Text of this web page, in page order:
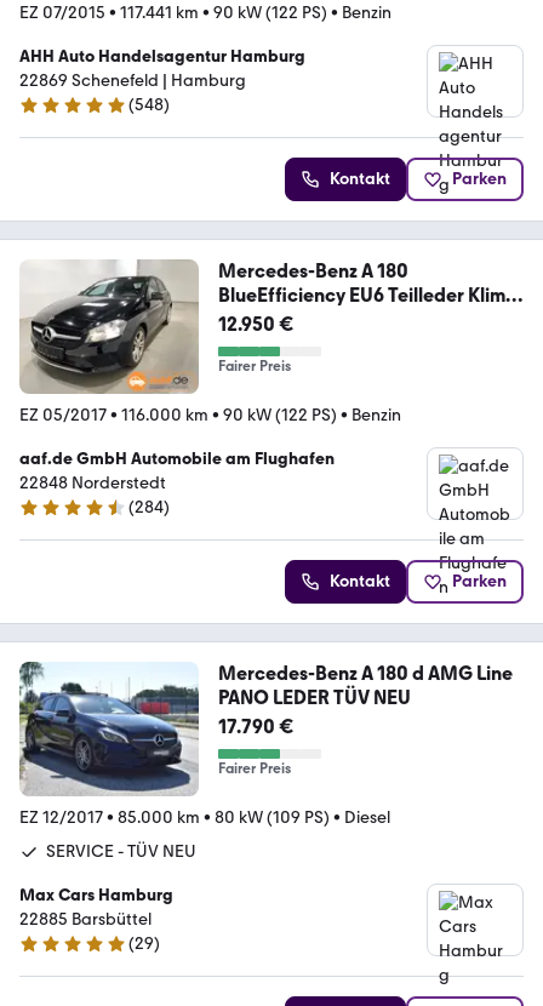
EZ 07/2015 • 117.441 km • 90 kW (122 PS) • Benzin
AHH Auto Handelsagentur Hamburg
22869 Schenefeld | Hamburg
4.8 Sterne
(548)
Kontakt Parken
Mercedes-Benz A 180
BlueEfficiency EU6 Teilleder Klima
Navi PD
12.950 €
Fairer Preis
EZ 05/2017• 116.000 km • 90 kW (122 PS) • Benzin
aaf.de GmbH Automobile am Flughafen
22848 Norderstedt
4.4 Sterne
(284)
Kontakt Parken
Mercedes-Benz A 180 d AMG Line
PANO LEDER TÜV NEU
17.790 €
Fairer Preis
EZ 12/2017• 85.000 km • 80 kW (109 PS) • Diesel
SERVICE - TÜV NEU
Max Cars Hamburg
22885 Barsbüttel
4.9 Sterne
(29)